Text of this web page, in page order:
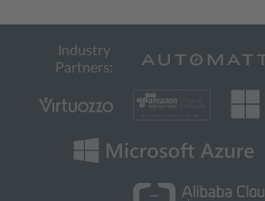
Industry
Partners: